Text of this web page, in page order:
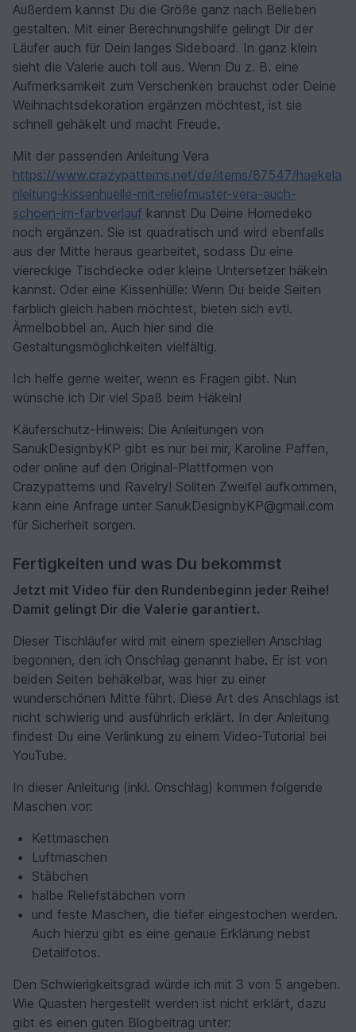
Außerdem kannst Du die Größe ganz nach Belieben
gestalten. Mit einer Berechnungshilfe gelingt Dir der
Läufer auch für Dein langes Sideboard. In ganz klein
sieht die Valerie auch toll aus. Wenn Du z. B. eine
Aufmerksamkeit zum Verschenken brauchst oder Deine
Weihnachtsdekoration ergänzen möchtest, ist sie
schnell gehäkelt und macht Freude.
Mit der passenden Anleitung Vera
https://www.crazypatterns.net/de/items/87547/haekela
nleitung-kissenhuelle-mit-reliefmuster-vera-auch-
schoen-im-farbverlauf kannst Du Deine Homedeko
noch ergänzen. Sie ist quadratisch und wird ebenfalls
aus der Mitte heraus gearbeitet, sodass Du eine
viereckige Tischdecke oder kleine Untersetzer häkeln
kannst. Oder eine Kissenhülle: Wenn Du beide Seiten
farblich gleich haben möchtest, bieten sich evtl.
Ärmelbobbel an. Auch hier sind die
Gestaltungsmöglichkeiten vielfältig.
Ich helfe gerne weiter, wenn es Fragen gibt. Nun
wünsche ich Dir viel Spaß beim Häkeln!
Käuferschutz-Hinweis: Die Anleitungen von
SanukDesignbyKP gibt es nur bei mir, Karoline Paffen,
oder online auf den Original-Plattformen von
Crazypatterns und Ravelry! Sollten Zweifel aufkommen,
kann eine Anfrage unter SanukDesignbyKP@gmail.com
für Sicherheit sorgen.
Fertigkeiten und was Du bekommst
Jetzt mit Video für den Rundenbeginn jeder Reihe!
Damit gelingt Dir die Valerie garantiert.
Dieser Tischläufer wird mit einem speziellen Anschlag
begonnen, den ich Onschlag genannt habe. Er ist von
beiden Seiten behäkelbar, was hier zu einer
wunderschönen Mitte führt. Diese Art des Anschlags ist
nicht schwierig und ausführlich erklärt. In der Anleitung
findest Du eine Verlinkung zu einem Video-Tutorial bei
YouTube.
In dieser Anleitung (inkl. Onschlag) kommen folgende
Maschen vor:
Kettmaschen
Luftmaschen
Stäbchen
halbe Reliefstäbchen vorn
und feste Maschen, die tiefer eingestochen werden.
Auch hierzu gibt es eine genaue Erklärung nebst
Detailfotos.
Den Schwierigkeitsgrad würde ich mit 3 von 5 angeben.
Wie Quasten hergestellt werden ist nicht erklärt, dazu
gibt es einen guten Blogbeitrag unter: